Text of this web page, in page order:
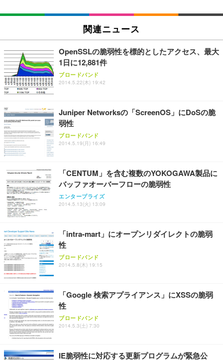
SIHOO B100 オフィスチェア／デスクチェア メッシ
ュチェア 人間工学 疲れない ブラック
￥27,999
Sezlife オフィスチェア デスクチェア 疲れない テレ
ワーク チェア 強化バックレスト 30度ロッキング機
能 人間工学 椅子 腰サポート 90度跳ね上げ式アーム
務用 おしゃれ パソコンチェア (ブラック)
Sezlife オフィスチェア デスクチェア 疲れない テレ
ワーク チェア 強化バックレスト 30度ロッキング機
能 人間工学 椅子 腰サポート 90度跳ね上げ式アーム
務用 おしゃれ パソコンチェア (ホワイト)
ANDWINT オフィスチェア デスクチェア 肘なし メ
ッシュ 通気性 ランバーサポート付き 腰サポート ガ
ス圧無段階昇降 360度回転 キャスター付き コンパク
EIZO ビジネス向けプレミアムモニター | FlexScan
￥109,572
【純正品】27"ゲーミングモニター DualSense 充電
フック付き（CFI-ZDM1J）
【整備済み品】Dell E2724HS 27インチ 液晶モニタ
ー フルHD（1920×1080）VA 非光沢 HDMI/DisplayP
ort/VGA スピーカー内蔵 高さ調整 スイベル VESA対
【MiniLED/24.5inch/280Hz/FHD】GRAPHT THE S
HOOTER Gaming Monitor 24” Essential ゲーミン
グモニター QD 24.5インチ 1ms FHD 量子ドット 残
Amazonベーシック ペットシーツ 厚型 ワイド 42枚
x2袋(84枚) ホワイト(吸収面:ライトブルー)
￥3,234
ネオ・ルーライフ ネオ・オムツ L 中型犬用 26枚入
り 単品
Smart Basic(スマートベーシック) 【Amazon.co.jp
限定】 Smart Basic アイリスオーヤマ ペットシーツ
超厚型 お徳用 ワイド 100枚入 (x 1) (ケース販売)
アイリスオーヤマ ペットシーツ 超厚型 お徳用 レギ
ュラー 200枚入【Amazon.co.jp限定】
関連ニュース
OpenSSLの脆弱性を標的としたアクセス、最大
1日に12,881件
ブロードバンド
2014.5.22(木) 19:42
Juniper Networksの「ScreenOS」にDoSの脆
弱性
ブロードバンド
2014.5.19(月) 16:49
「CENTUM」を含む複数のYOKOGAWA製品に
バッファオーバーフローの脆弱性
エンタープライズ
2014.5.13(火) 13:09
「intra-mart」にオープンリダイレクトの脆弱
性
ブロードバンド
2014.5.8(木) 19:15
「Google 検索アプライアンス」にXSSの脆弱
性
ブロードバンド
2014.5.3(土) 7:30
IE脆弱性に対応する更新プログラムが緊急公